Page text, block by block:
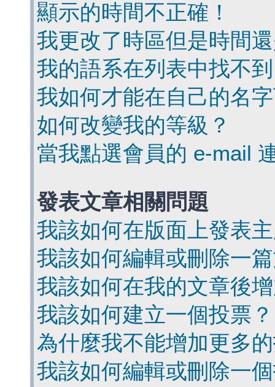
顯示的時間不正確！
我更改了時區但是時間
我的語系在列表中找不
我如何才能在自己的名
如何改變我的等級？
當我點選會員的 e-mail
發表文章相關問題
我該如何在版面上發表
我該如何編輯或刪除一
我該如何在我的文章後
我該如何建立一個投票？
為什麼我不能增加更多
我該如何編輯或刪除一